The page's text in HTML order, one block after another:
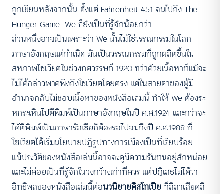
ถูกเขียนหลังจากนั้น ตั้งแต่ Fahrenheit 451 จนไปถึง The
Hunger Game We ก็ยังเป็นที่รู้จักน้อยกว่า
ส่วนหนึ่งอาจเป็นเพราะว่า We นั้นไม่ใช่วรรณกรรมในโลก
ภาษาอังกฤษแต่กำเนิด มันเป็นวรรณกรรมที่ถูกผลิตขึ้นใน
สหภาพโซเวียตในช่วงทศวรรษที่ 1920 ทว่าด้วยเนื้อหาที่แม้จะ
ไม่ได้กล่าวพาดพิงถึงโซเวียตโดยตรง แต่ในสายตาของผู้มี
อำนาจกลับไม่ชอบเนื้อหาของหนังสือเล่มนี้ ทำให้ We ต้องระ
หกระเหินไปตีพิมพ์เป็นภาษาอังกฤษในปี ค.ศ.1924 และกว่าจะ
ได้ตีพิมพ์เป็นภาษารัสเซียก็ต้องรอไปจนถึงปี ค.ศ.1988 ที่
โซเวียตได้เริ่มนโยบายปฏิรูปทางการเมืองเป็นที่เรียบร้อย
แม้ประวัติของหนังสือเล่มนี้อาจจะดูมีความรันทนอยู่สักหน่อย
และไม่ค่อยเป็นที่รู้จักในวงกว้างเท่าที่ควร แต่ปฏิเสธไม่ได้ว่า
อิทธิพลของหนังสือเล่มนี้ต่อนวนิยายดิสโทเปียที่ลีลาเสียดสี